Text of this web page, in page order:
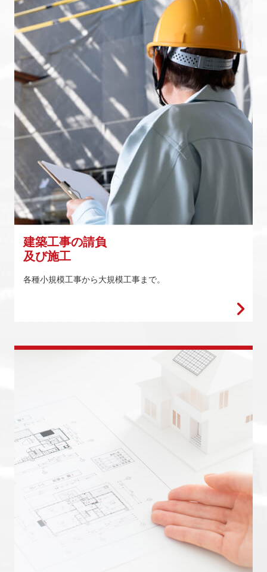
建築工事の請負
及び施工
各種小規模工事から大規模工事まで。